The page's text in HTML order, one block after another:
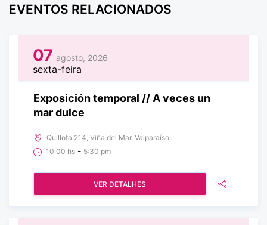
EVENTOS RELACIONADOS
07 agosto, 2026
sexta-feira
Exposición temporal // A veces un
mar dulce
Quillota 214, Viña del Mar, Valparaíso
10:00 hs - 5:30 pm
VER DETALHES